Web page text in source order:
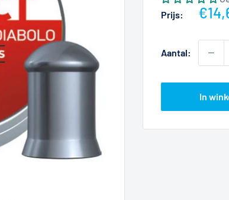
Prijs:
Aantal:
In